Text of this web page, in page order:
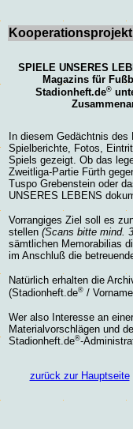
SPIELE UNSERES
Magazins für
Stadionheft.de®
In diesem Gedächtnis
Spielberichte, Fotos,
Spiels gezeigt. Ob das
Zweitliga-Partie Fürth
Tuspo Grebenstein oder
UNSERES LEBENS
Vorrangiges Ziel soll es
stellen (Scans bitte mind.
sämtlichen Memorabilias
im Anschluß die
Natürlich erhalten die
(Stadionheft.de® /
Wer also Interesse an
Materialvorschlägen und
Stadionheft.de®-
zurück zur Hauptseite